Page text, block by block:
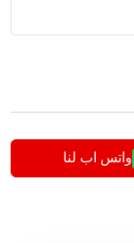
واتس اب لنا